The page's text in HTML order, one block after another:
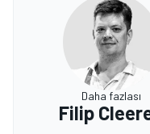
Daha fazlası
Filip